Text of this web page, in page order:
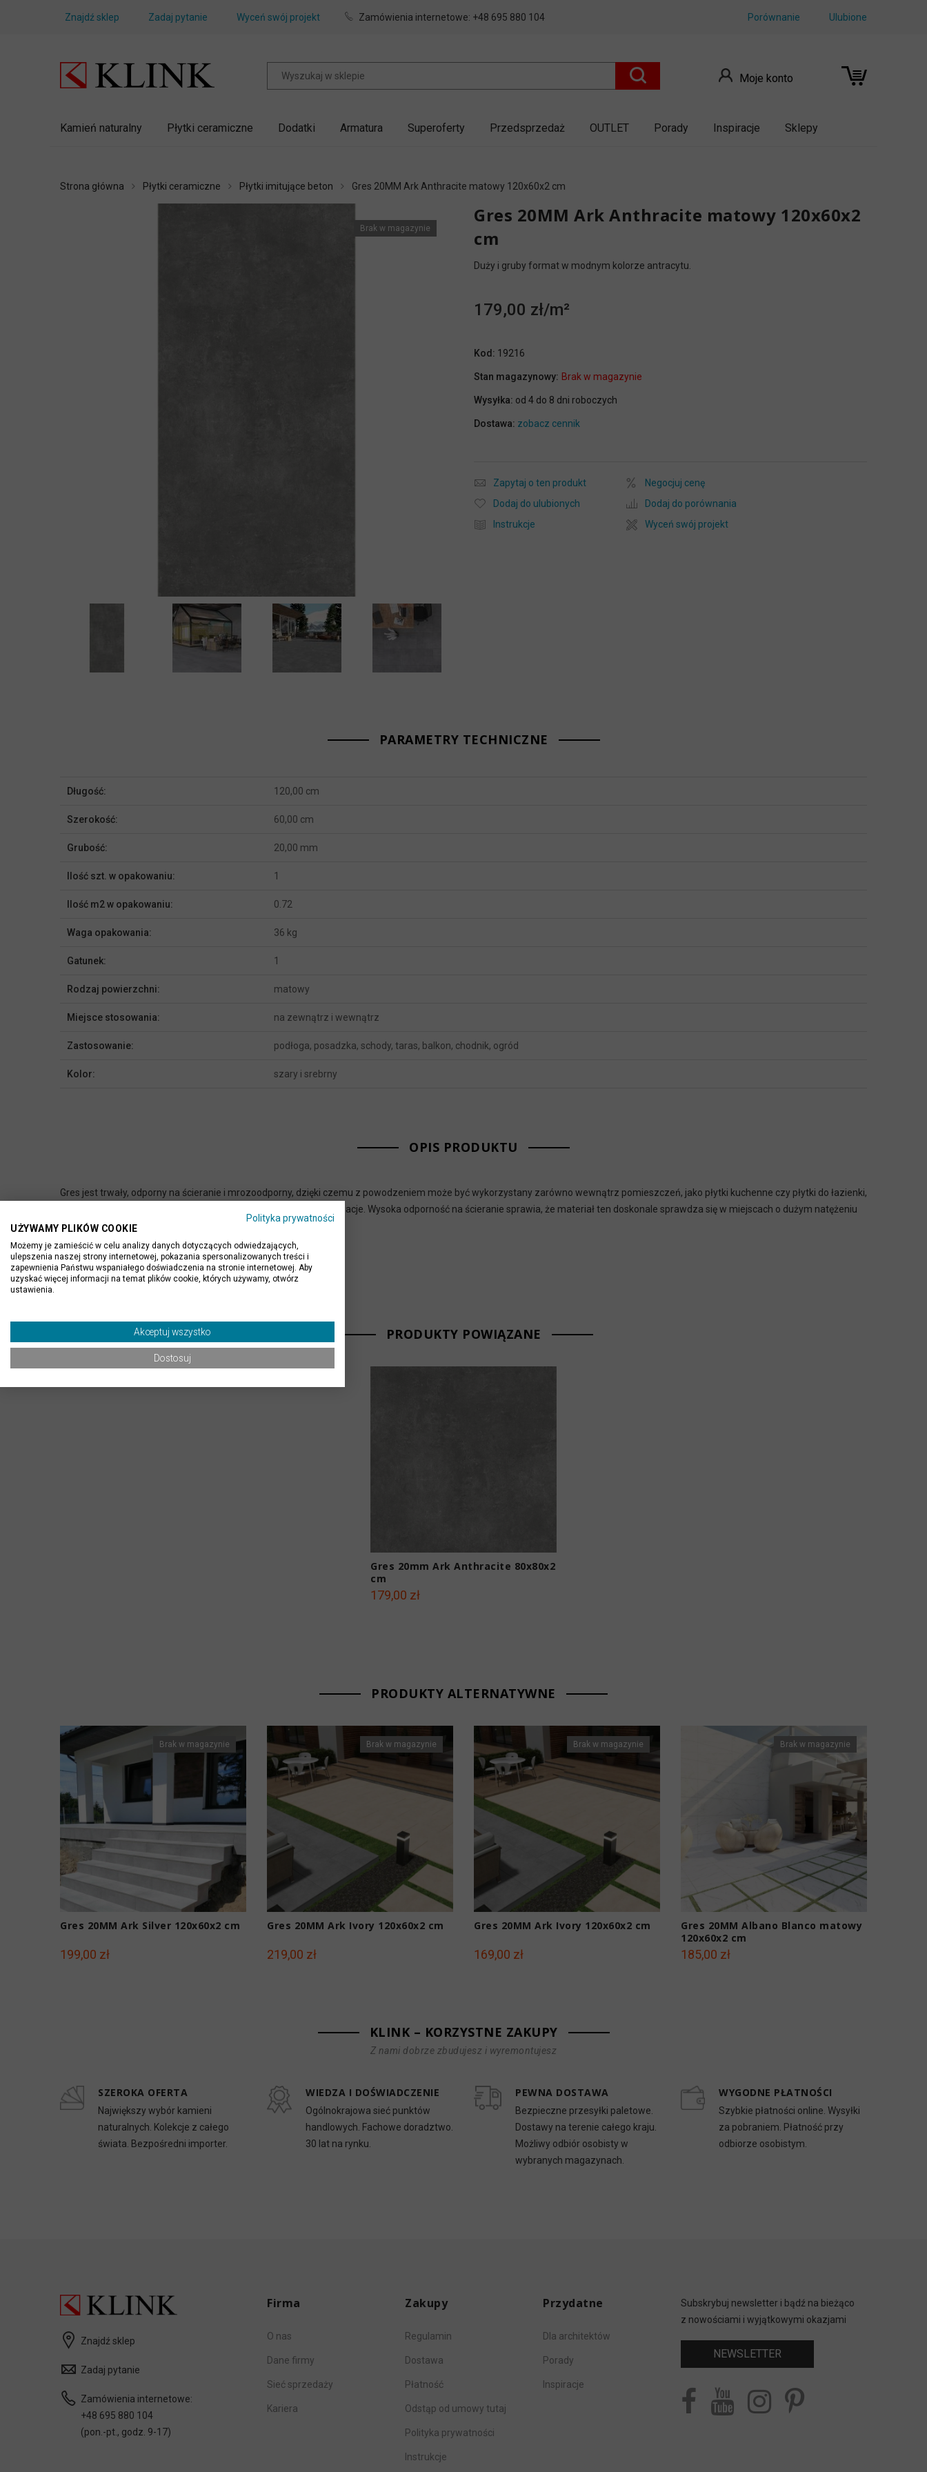
Znajdź sklep Zadaj pytanie Wyceń swój projekt Zamówienia internetowe: +48 695 880 104 Ulubione
Porównanie
Moje konto
Kamień naturalny Płytki ceramiczne Dodatki Armatura Superoferty Przedsprzedaż OUTLET Porady Inspiracje Sklepy
Strona główna Płytki ceramiczne Płytki imitujące beton Gres 20MM Ark Anthracite matowy 120x60x2 cm
Brak w magazynie
Gres 20MM Ark Anthracite matowy 120x60x2
cm
Duży i gruby format w modnym kolorze antracytu.
179,00 zł
Kod: 19216
Stan magazynowy: Brak w magazynie
Wysyłka: od 4 do 8 dni roboczych
Dostawa: zobacz cennik
Zapytaj o ten produkt
Negocjuj cenę
Dodaj do ulubionych
Dodaj do porównania
Instrukcje
Wyceń swój projekt
PARAMETRY TECHNICZNE
Długość: 120,00 cm
Szerokość: 60,00 cm
Grubość: 20,00 mm
Ilość szt. w opakowaniu: 1
Ilość m2 w opakowaniu: 0.72
Waga opakowania: 36 kg
Gatunek: 1
Rodzaj powierzchni: matowy
Miejsce stosowania: na zewnątrz i wewnątrz
Zastosowanie: podłoga, posadzka, schody, taras, balkon, chodnik, ogród
Kolor: szary i srebrny
OPIS PRODUKTU
Gres jest trwały, odporny na ścieranie i mrozoodporny, dzięki czemu z powodzeniem może być wykorzystany zarówno wewnątrz pomieszczeń, jako płytki kuchenne czy płytki do łazienki,
jak i również na zewnątrz, jako okładziny na: tarasy, balkony i elewacje. Wysoka odporność na ścieranie sprawia, że materiał ten doskonale sprawdza się w miejscach o dużym natężeniu
ruchu.
PRODUKTY POWIĄZANE
Gres 20mm Ark Anthracite 80x80x2
cm
179,00 zł
PRODUKTY ALTERNATYWNE
Brak w magazynie
Gres 20MM Ark Silver 120x60x2 cm
199,00 zł
Brak w magazynie
Gres 20MM Ark Ivory 120x60x2 cm
219,00 zł
Brak w magazynie
Gres 20MM Ark Ivory 120x60x2 cm
169,00 zł
Brak w magazynie
Gres 20MM Albano Blanco matowy
120x60x2 cm
185,00 zł
KLINK – KORZYSTNE ZAKUPY
Z nami dobrze zbudujesz i wyremontujesz
SZEROKA OFERTA
Największy wybór kamieni
naturalnych. Kolekcje z całego
świata. Bezpośredni importer.
WIEDZA I DOŚWIADCZENIE
Ogólnokrajowa sieć punktów
handlowych. Fachowe doradztwo.
30 lat na rynku.
PEWNA DOSTAWA
Bezpieczne przesyłki paletowe.
Dostawy na terenie całego kraju.
Możliwy odbiór osobisty w
wybranych magazynach.
WYGODNE PŁATNOŚCI
Szybkie płatności online. Wysyłki
za pobraniem. Płatność przy
odbiorze osobistym.
Znajdź sklep
Zadaj pytanie
Zamówienia internetowe:
+48 695 880 104
(pon.-pt., godz. 9-17)
Firma
O nas
Dane firmy
Sieć sprzedaży
Kariera
Zakupy
Regulamin
Dostawa
Płatność
Odstąp od umowy tutaj
Polityka prywatności
Instrukcje
Przydatne
Dla architektów
Porady
Inspiracje
Subskrybuj newsletter i bądź na bieżąco
z nowościami i wyjątkowymi okazjami
NEWSLETTER
Polityka prywatności
UŻYWAMY PLIKÓW COOKIE
Możemy je zamieścić w celu analizy danych dotyczących odwiedzających,
ulepszenia naszej strony internetowej, pokazania spersonalizowanych treści i
zapewnienia Państwu wspaniałego doświadczenia na stronie internetowej. Aby
uzyskać więcej informacji na temat plików cookie, których używamy, otwórz
ustawienia.
Akceptuj wszystko
Dostosuj